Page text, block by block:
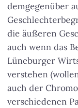
demgegenüber
die äußeren
auch wenn das
Lüneburger
verstehen
auch der
verschiedenen